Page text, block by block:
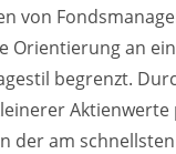
von
Orientierung an
begrenzt.
der am